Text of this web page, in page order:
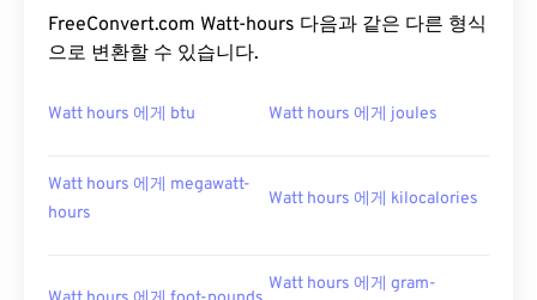
FreeConvert.com Watt-hours 다음과 같은 다른 형식
으로 변환할 수 있습니다.
Watt hours 에게 btu Watt hours 에게 joules
Watt hours 에게 megawatt-
hours
Watt hours 에게 kilocalories
Watt hours 에게 gram-